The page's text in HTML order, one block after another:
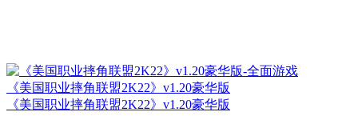
《美国职业摔角联盟2K22》v1.20豪华版
《美国职业摔角联盟2K22》v1.20豪华版